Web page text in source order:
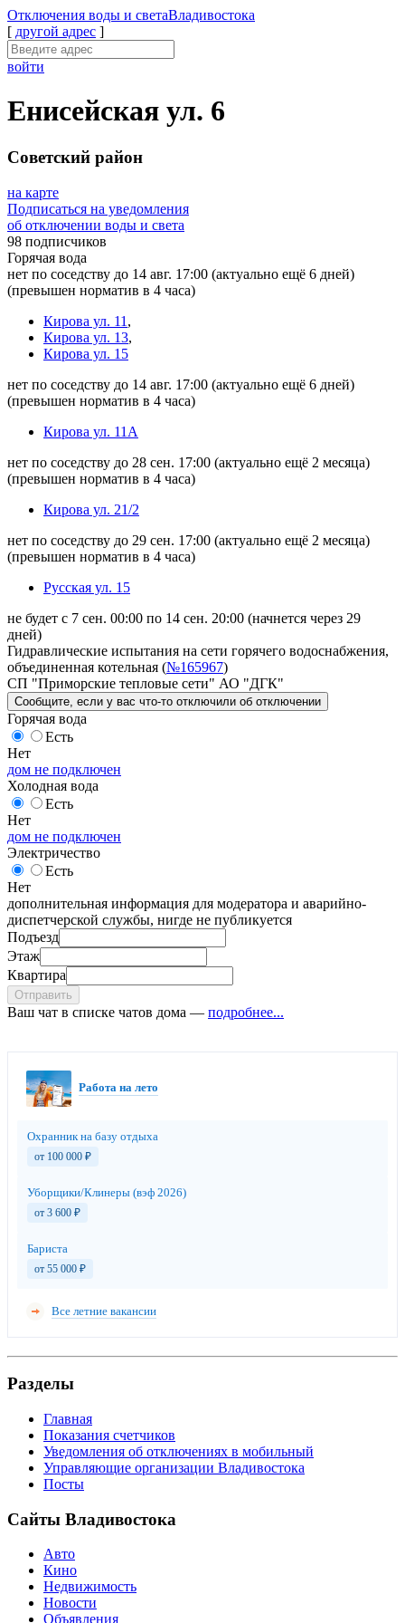
Отключения воды и светаВладивостока
[ другой адрес ]
войти
Енисейская ул. 6
Советский район
на карте
Подписаться на уведомления
об отключении воды и света
98 подписчиков
Горячая вода
нет по соседству до 14 авг. 17:00 (актуально ещё 6 дней)
(превышен норматив в 4 часа)
Кирова ул. 11 ,
Кирова ул. 13,
Кирова ул. 15
нет по соседству до 14 авг. 17:00 (актуально ещё 6 дней)
(превышен норматив в 4 часа)
Кирова ул. 11А
нет по соседству до 28 сен. 17:00 (актуально ещё 2 месяца)
(превышен норматив в 4 часа)
Кирова ул. 21/2
нет по соседству до 29 сен. 17:00 (актуально ещё 2 месяца)
(превышен норматив в 4 часа)
Русская ул. 15
не будет с 7 сен. 00:00 по 14 сен. 20:00 (начнется через 29
дней)
Гидравлические испытания на сети горячего водоснабжения,
объединенная котельная (№165967)
СП "Приморские тепловые сети" АО "ДГК"
Сообщите , если у вас что-то отключили об отключении
Горячая вода
Есть
Нет
дом не подключен
Холодная вода
Есть
Нет
дом не подключен
Электричество
Есть
Нет
дополнительная информация для модератора и аварийно-
диспетчерской службы, нигде не публикуется
Подъезд
Этаж
Квартира
Отправить
Ваш чат в списке чатов дома — подробнее...
Работа на лето
Охранник на базу отдыха
от 100 000 ₽
Уборщики/Клинеры (вэф 2026)
от 3 600 ₽
Бариста
от 55 000 ₽
Все летние вакансии
Разделы
Главная
Показания счетчиков
Уведомления об отключениях в мобильный
Управляющие организации Владивостока
Посты
Сайты Владивостока
Авто
Кино
Недвижимость
Новости
Объявления